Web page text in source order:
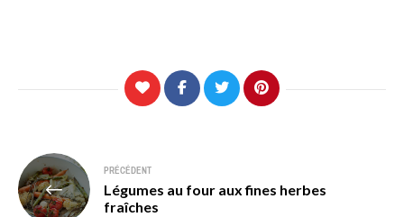
Navigation
de
PRÉCÉDENT
Légumes au four aux fines herbes
fraîches